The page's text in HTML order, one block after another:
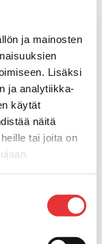
ja mainosten
Lisäksi
ja analytiikka-
käytät
näitä
tai joita on